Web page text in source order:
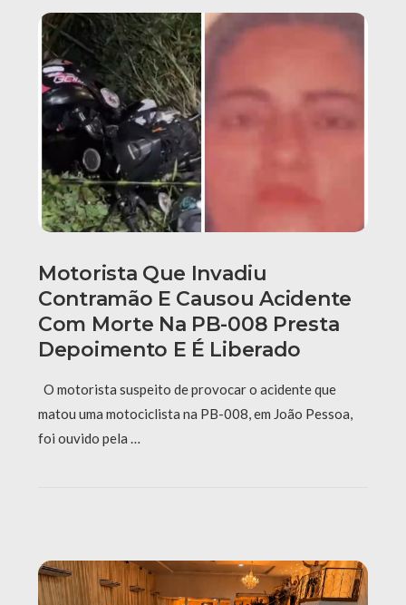
Motorista Que Invadiu
Contramão E Causou Acidente
Com Morte Na PB-008 Presta
Depoimento E É Liberado
O motorista suspeito de provocar o acidente que
matou uma motociclista na PB-008, em João Pessoa,
foi ouvido pela …